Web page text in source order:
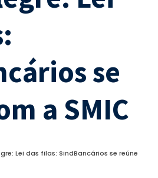
se
a SMIC
Lei das filas: SindBancários se reúne